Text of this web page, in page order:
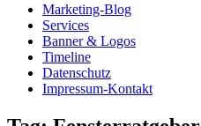
Marketing-Blog
Services
Banner & Logos
Timeline
Datenschutz
Impressum-Kontakt